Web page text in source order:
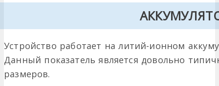
Устройство работает на литий-ионном
Данный показатель является довольно
размеров.